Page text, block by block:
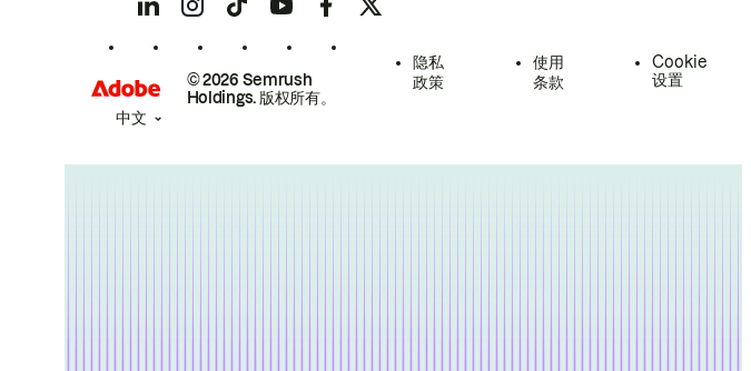
© 2026 Semrush
Holdings. 版权所有。
隐私
政策
使用
条款
Cookie
设置
中文